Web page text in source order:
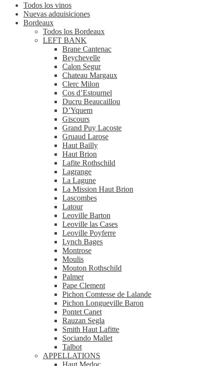
Todos los vinos
Nuevas adquisiciones
Bordeaux
Todos los Bordeaux
LEFT BANK
Brane Cantenac
Beychevelle
Calon Segur
Chateau Margaux
Clerc Milon
Cos d’Estournel
Ducru Beaucaillou
D’Yquem
Giscours
Grand Puy Lacoste
Gruaud Larose
Haut Bailly
Haut Brion
Lafite Rothschild
Lagrange
La Lagune
La Mission Haut Brion
Lascombes
Latour
Leoville Barton
Leoville las Cases
Leoville Poyferre
Lynch Bages
Montrose
Moulis
Mouton Rothschild
Palmer
Pape Clement
Pichon Comtesse de Lalande
Pichon Longueville Baron
Pontet Canet
Rauzan Segla
Smith Haut Lafitte
Sociando Mallet
Talbot
APPELLATIONS
Haut Medoc